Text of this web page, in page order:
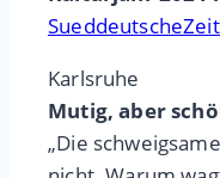
Karlsruhe
Mutig, aber
„Die